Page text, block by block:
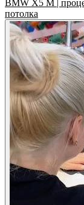
BMW X5 M |
потолка